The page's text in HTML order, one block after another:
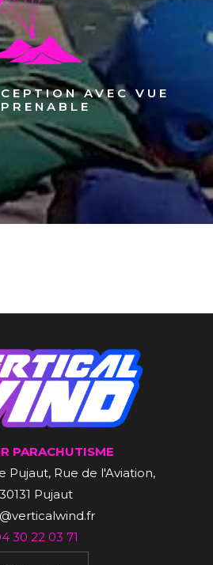
AVEC VUE
PARACHUTISME
Pujaut, Rue de l'Aviation,
30131 Pujaut
30 22 03 71